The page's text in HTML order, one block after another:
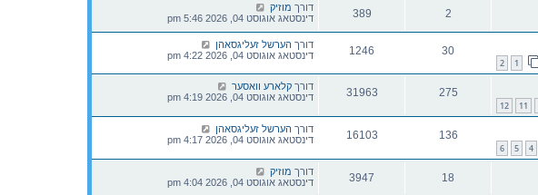
2
389 דורך מוזיק
דינסטאג אוגוסט 04, 2026 5:46 pm
1
2
30
1246 דורך הערשל זעליגסאהן
דינסטאג אוגוסט 04, 2026 4:22 pm
11
12
275
31963 דורך קלארע וואסער
דינסטאג אוגוסט 04, 2026 4:19 pm
4
5
6
136
16103 דורך הערשל זעליגסאהן
דינסטאג אוגוסט 04, 2026 4:17 pm
18
3947 דורך מוזיק
דינסטאג אוגוסט 04, 2026 4:04 pm